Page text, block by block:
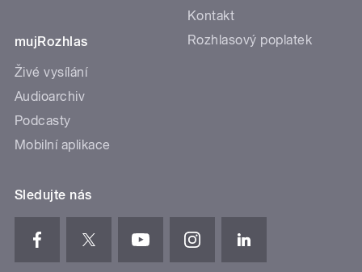
mujRozhlas
Živé vysílání
Audioarchiv
Podcasty
Mobilní aplikace
Kontakt
Rozhlasový poplatek
Sledujte nás